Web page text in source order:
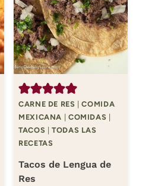
CARNE DE RES |COMIDA
MEXICANA
COMIDAS
TACOS |TODAS LAS
RECETAS
Tacos de Lengua de
Res